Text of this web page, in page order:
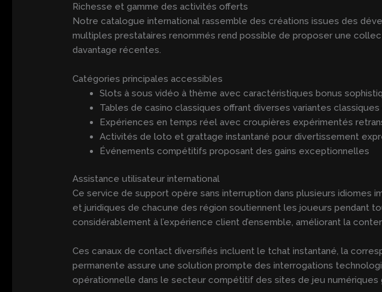
Richesse et gamme des activités offerts
Notre catalogue international rassemble des créations issues des
multiples prestataires renommés rend possible de proposer une
davantage récentes.
Catégories principales accessibles
Slots à sous vidéo à thème avec caractéristiques bonus
Tables de casino classiques offrant diverses variantes
Expériences en temps réel avec croupières expérimentés
Activités de loto et grattage instantané pour divertissement
Événements compétitifs proposant des gains exceptionnelles
Assistance utilisateur international
Ce service de support opère sans interruption dans plusieurs idiomes
et juridiques de chacune des région soutiennent les joueurs pendant
considérablement à l’expérience client d’ensemble, améliorant la
Ces canaux de contact diversifiés incluent le tchat instantané, la
permanente assure une solution prompte des interrogations
opérationnelle dans le secteur compétitif des sites de jeu numériques